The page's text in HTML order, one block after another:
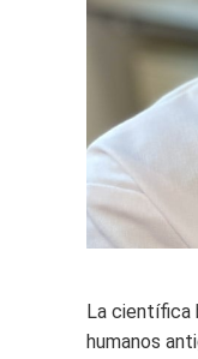
La científica
humanos